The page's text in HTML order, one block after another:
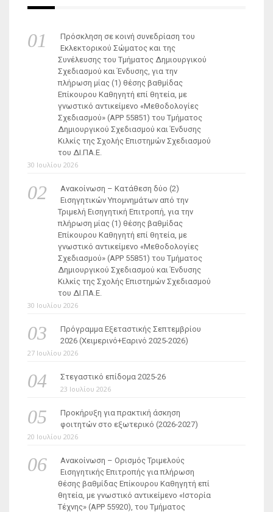
Πρόσκληση σε κοινή συνεδρίαση του
Εκλεκτορικού Σώματος και της
Συνέλευσης του Τμήματος Δημιουργικού
Σχεδιασμού και Ένδυσης, για την
πλήρωση μίας (1) θέσης βαθμίδας
Επίκουρου Καθηγητή επί θητεία, με
γνωστικό αντικείμενο «Μεθοδολογίες
Σχεδιασμού» (ΑΡΡ 55851) του Τμήματος
Δημιουργικού Σχεδιασμού και Ένδυσης
Κιλκίς της Σχολής Επιστημών Σχεδιασμού
του ΔΙ.ΠΑ.Ε.
30 Ιουλίου 2026
Ανακοίνωση – Κατάθεση δύο (2)
Εισηγητικών Υπομνημάτων από την
Τριμελή Εισηγητική Επιτροπή, για την
πλήρωση μίας (1) θέσης βαθμίδας
Επίκουρου Καθηγητή επί θητεία, με
γνωστικό αντικείμενο «Μεθοδολογίες
Σχεδιασμού» (ΑΡΡ 55851) του Τμήματος
Δημιουργικού Σχεδιασμού και Ένδυσης
Κιλκίς της Σχολής Επιστημών Σχεδιασμού
του ΔΙ.ΠΑ.Ε.
30 Ιουλίου 2026
Πρόγραμμα Εξεταστικής Σεπτεμβρίου
2026 (Χειμερινό+Εαρινό 2025-2026)
27 Ιουλίου 2026
Στεγαστικό επίδομα 2025-26
23 Ιουλίου 2026
Προκήρυξη για πρακτική άσκηση
φοιτητών στο εξωτερικό (2026-2027)
20 Ιουλίου 2026
Ανακοίνωση – Ορισμός Τριμελούς
Εισηγητικής Επιτροπής για πλήρωση
θέσης βαθμίδας Επίκουρου Καθηγητή επί
θητεία, με γνωστικό αντικείμενο «Ιστορία
Τέχνης» (ΑΡΡ 55920), του Τμήματος